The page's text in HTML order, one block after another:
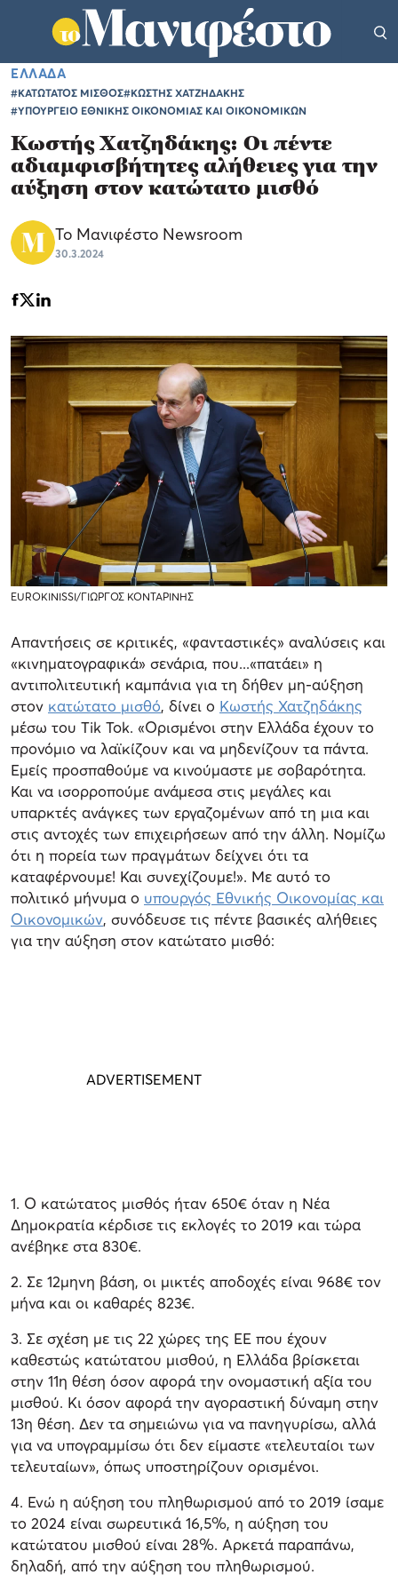
ΕΛΛΑΔΑ
#ΚΑΤΩΤΑΤΟΣ ΜΙΣΘΟΣ#ΚΩΣΤΗΣ ΧΑΤΖΗΔΑΚΗΣ
#ΥΠΟΥΡΓΕΙΟ ΕΘΝΙΚΗΣ ΟΙΚΟΝΟΜΙΑΣ ΚΑΙ ΟΙΚΟΝΟΜΙΚΩΝ
Κωστής Χατζηδάκης: Οι πέντε
αδιαμφισβήτητες αλήθειες για την
αύξηση στον κατώτατο μισθό
Το Μανιφέστο Newsroom
30.3.2024
EUROKINISSI/ΓΙΩΡΓΟΣ ΚΟΝΤΑΡΙΝΗΣ
Απαντήσεις σε κριτικές, «φανταστικές» αναλύσεις και
«κινηματογραφικά» σενάρια, που...«πατάει» η
αντιπολιτευτική καμπάνια για τη δήθεν μη-αύξηση
στον κατώτατο μισθό, δίνει ο Κωστής Χατζηδάκης
μέσω του Tik Tok. «Ορισμένοι στην Ελλάδα έχουν το
προνόμιο να λαϊκίζουν και να μηδενίζουν τα πάντα.
Εμείς προσπαθούμε να κινούμαστε με σοβαρότητα.
Και να ισορροπούμε ανάμεσα στις μεγάλες και
υπαρκτές ανάγκες των εργαζομένων από τη μια και
στις αντοχές των επιχειρήσεων από την άλλη. Νομίζω
ότι η πορεία των πραγμάτων δείχνει ότι τα
καταφέρνουμε! Και συνεχίζουμε!». Με αυτό το
πολιτικό μήνυμα ο υπουργός Εθνικής Οικονομίας και
Οικονομικών, συνόδευσε τις πέντε βασικές αλήθειες
για την αύξηση στον κατώτατο μισθό:
1. O κατώτατος μισθός ήταν 650€ όταν η Νέα
Δημοκρατία κέρδισε τις εκλογές το 2019 και τώρα
ανέβηκε στα 830€.
2. Σε 12μηνη βάση, οι μικτές αποδοχές είναι 968€ τον
μήνα και οι καθαρές 823€.
3. Σε σχέση με τις 22 χώρες της ΕΕ που έχουν
καθεστώς κατώτατου μισθού, η Ελλάδα βρίσκεται
στην 11η θέση όσον αφορά την ονομαστική αξία του
μισθού. Κι όσον αφορά την αγοραστική δύναμη στην
13η θέση. Δεν τα σημειώνω για να πανηγυρίσω, αλλά
για να υπογραμμίσω ότι δεν είμαστε «τελευταίοι των
τελευταίων», όπως υποστηρίζουν ορισμένοι.
4. Ενώ η αύξηση του πληθωρισμού από το 2019 ίσαμε
το 2024 είναι σωρευτικά 16,5%, η αύξηση του
κατώτατου μισθού είναι 28%. Αρκετά παραπάνω,
δηλαδή, από την αύξηση του πληθωρισμού.